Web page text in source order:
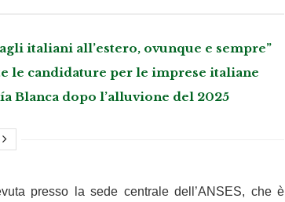
italiani all’estero, ovunque e sempre”
le candidature per le imprese italiane
Blanca dopo l’alluvione del 2025
presso la sede centrale dell’ANSES, che è